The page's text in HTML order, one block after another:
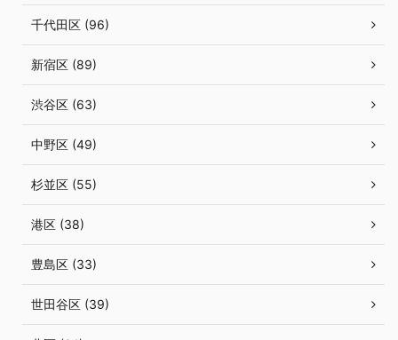
千代田区 (96)
新宿区 (89)
渋谷区 (63)
中野区 (49)
杉並区 (55)
港区 (38)
豊島区 (33)
世田谷区 (39)